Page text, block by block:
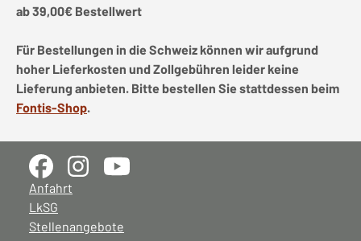
ab 39,00€ Bestellwert
Für Bestellungen in die Schweiz können wir aufgrund
hoher Lieferkosten und Zollgebühren leider keine
Lieferung anbieten. Bitte bestellen Sie stattdessen beim
Fontis-Shop.
Anfahrt
LkSG
Stellenangebote